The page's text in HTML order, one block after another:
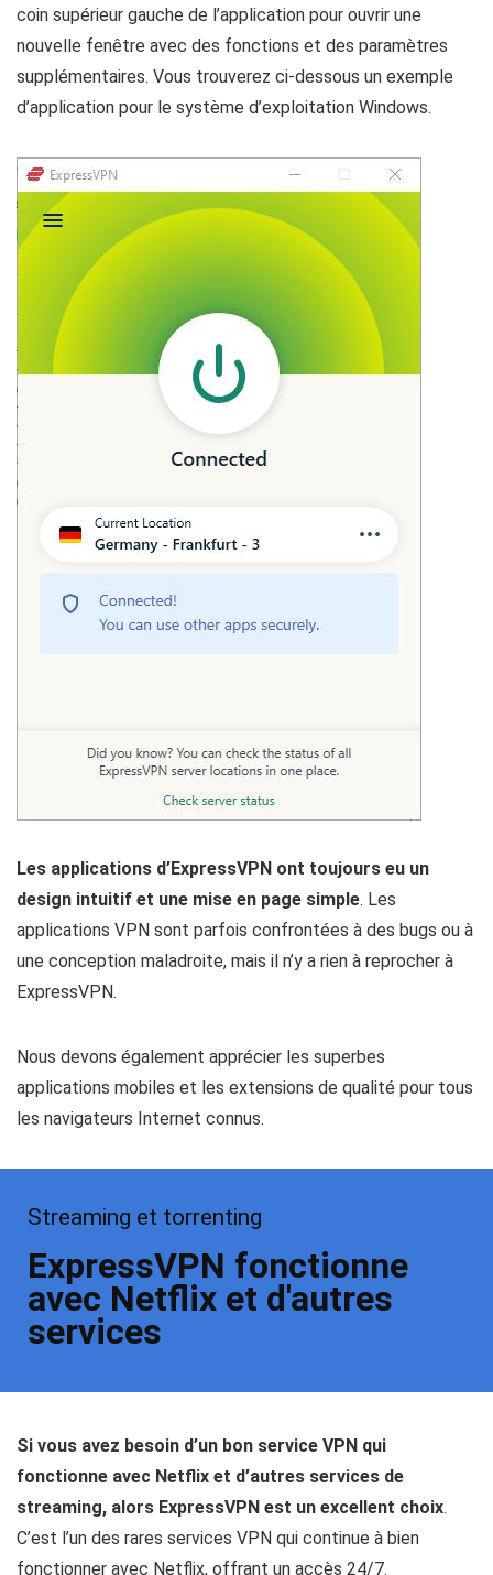
coin supérieur gauche de l’application pour ouvrir une
nouvelle fenêtre avec des fonctions et des paramètres
supplémentaires. Vous trouverez ci-dessous un exemple
d’application pour le système d’exploitation Windows.
Les applications d’ExpressVPN ont toujours eu un
design intuitif et une mise en page simple. Les
applications VPN sont parfois confrontées à des bugs ou à
une conception maladroite, mais il n’y a rien à reprocher à
ExpressVPN.
Nous devons également apprécier les superbes
applications mobiles et les extensions de qualité pour tous
les navigateurs Internet connus.
Streaming et torrenting
ExpressVPN fonctionne
avec Netflix et d'autres
services
Si vous avez besoin d’un bon service VPN qui
fonctionne avec Netflix et d’autres services de
streaming, alors ExpressVPN est un excellent choix.
C’est l’un des rares services VPN qui continue à bien
fonctionner avec Netflix, offrant un accès 24/7.